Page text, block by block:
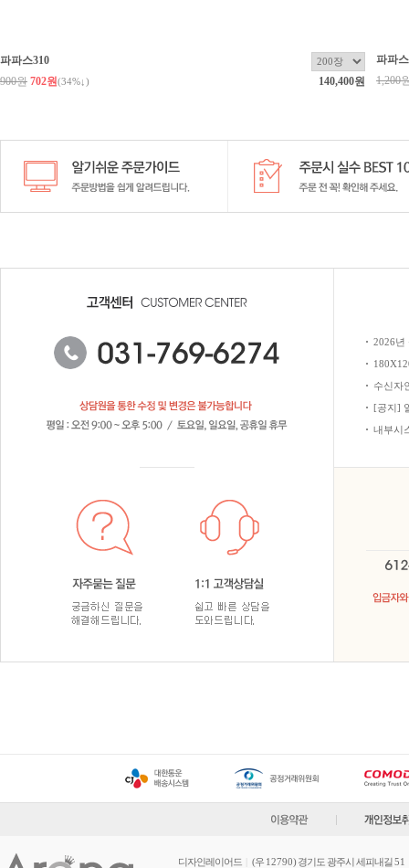
파파스310
900원 702원(34%↓) 140,400원
파파
1,200
2026년
수신자
[공지]
내부시
디자인레이어드 (우 12790) 경기도 광주시 세피내길51